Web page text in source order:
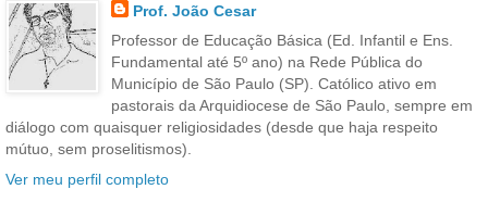
Prof. João Cesar
Professor de Educação Básica (Ed. Infantil e Ens.
Fundamental até 5º ano) na Rede Pública do
Município de São Paulo (SP). Católico ativo em
pastorais da Arquidiocese de São Paulo, sempre em
diálogo com quaisquer religiosidades (desde que haja respeito
mútuo, sem proselitismos).
Ver meu perfil completo